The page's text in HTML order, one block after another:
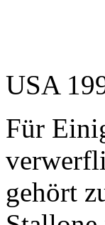
USA
Für
gehört